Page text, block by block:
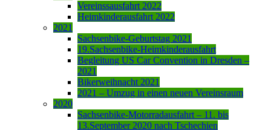
Vereinssausfahrt 2022
Heimkinderausfahrt 2022
2021
Sachsenbike-Geburtstag 2021
19.Sachsenbike-Heimkinderausfahrt
Begleitung US Car Convention in Dresden –
2021
Bikerweihnacht 2021
2021 – Umzug in einen neuen Vereinsraum
2020
Sachsenbike-Motorradausfahrt – 11. bis
13.September 2020 nach Tschechien